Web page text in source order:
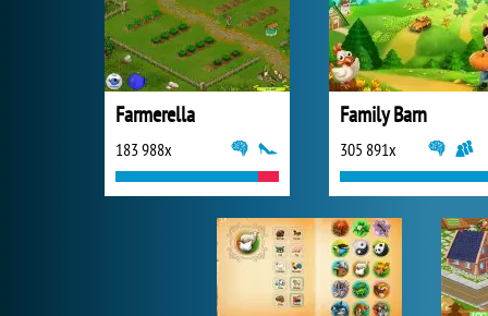
Farmerella
183 988x
Family Barn
305 891x